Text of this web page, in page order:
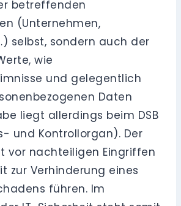
betreffenden
(Unternehmen,
selbst, sondern auch der
wie
und gelegentlich
Daten
liegt allerdings beim DSB
und Kontrollorgan). Der
vor nachteiligen Eingriffen
zur Verhinderung eines
führen. Im